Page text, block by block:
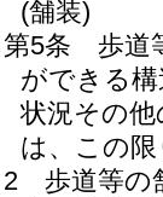
(舗装)
第5条
歩道
ができる
状況その
は、この
2
歩道等の